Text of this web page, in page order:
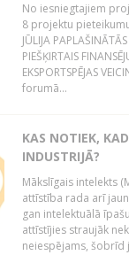
No iesniegtajiem
8 projektu
JŪLIJA
PIEŠĶIRTAIS
EKSPORTSPĒJAS
forumā...
KAS NOTIEK,
INDUSTRIJĀ?
Mākslīgais intelekts
attīstība rada arī
gan intelektuālā
attīstījies straujāk
neiespējams, šobrīd